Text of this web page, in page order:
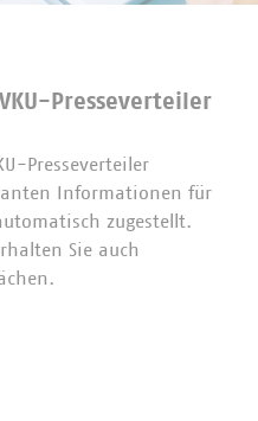
Presseverteiler
Presseverteiler
Informationen für
zugestellt.
Sie auch